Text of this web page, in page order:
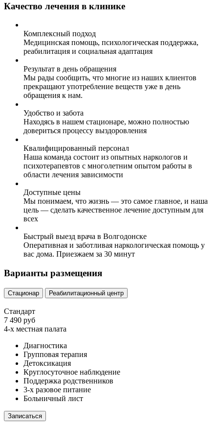
Качество лечения в клинике
Комплексный подход
Медицинская помощь, психологическая поддержка,
реабилитация и социальная адаптация
Результат в день обращения
Мы рады сообщить, что многие из наших клиентов
прекращают употребление веществ уже в день
обращения к нам.
Удобство и забота
Находясь в нашем стационаре, можно полностью
довериться процессу выздоровления
Квалифицированный персонал
Наша команда состоит из опытных наркологов и
психотерапевтов с многолетним опытом работы в
области лечения зависимости
Доступные цены
Мы понимаем, что жизнь — это самое главное, и наша
цель — сделать качественное лечение доступным для
всех
Быстрый выезд врача в Волгодонске
Оперативная и заботливая наркологическая помощь у
вас дома. Приезжаем за 30 минут
Варианты размещения
Стационар Реабилитационный центр
Стандарт
7 490 руб
4-х местная палата
Диагностика
Групповая терапия
Детоксикация
Круглосуточное наблюдение
Поддержка родственников
3-х разовое питание
Больничный лист
Записаться